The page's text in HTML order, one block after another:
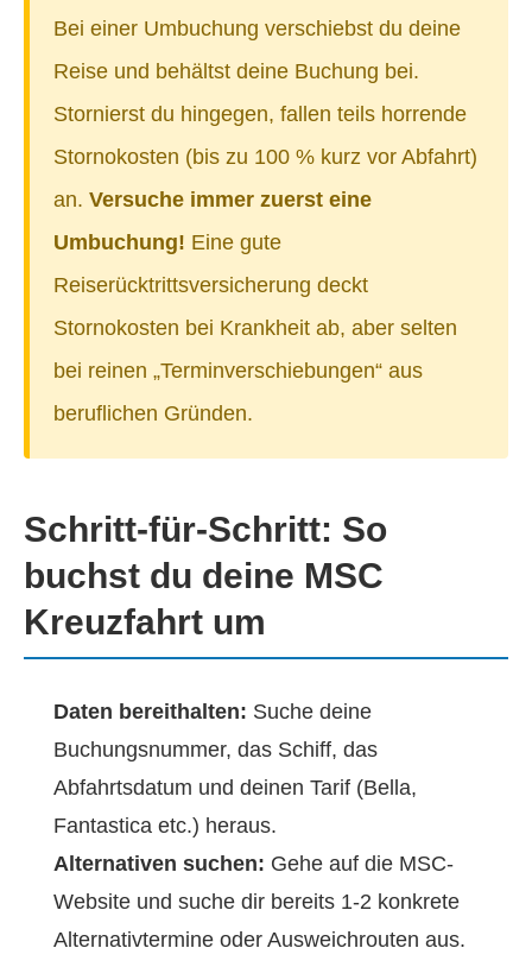
Bei einer Umbuchung verschiebst du deine
Reise und behältst deine Buchung bei.
Stornierst du hingegen, fallen teils horrende
Stornokosten (bis zu 100 % kurz vor Abfahrt)
an. Versuche immer zuerst eine
Umbuchung! Eine gute
Reiserücktrittsversicherung deckt
Stornokosten bei Krankheit ab, aber selten
bei reinen „Terminverschiebungen“ aus
beruflichen Gründen.
Schritt-für-Schritt: So
buchst du deine MSC
Kreuzfahrt um
Daten bereithalten: Suche deine
Buchungsnummer, das Schiff, das
Abfahrtsdatum und deinen Tarif (Bella,
Fantastica etc.) heraus.
Alternativen suchen: Gehe auf die MSC-
Website und suche dir bereits 1-2 konkrete
Alternativtermine oder Ausweichrouten aus.